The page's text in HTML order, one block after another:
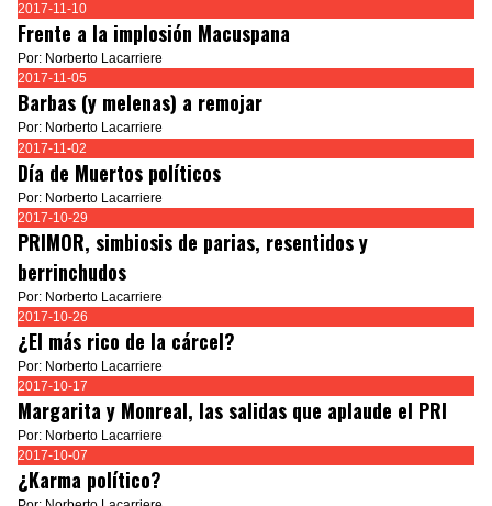
2017-11-10
Frente a la implosión Macuspana
Por: Norberto Lacarriere
2017-11-05
Barbas (y melenas) a remojar
Por: Norberto Lacarriere
2017-11-02
Día de Muertos políticos
Por: Norberto Lacarriere
2017-10-29
PRIMOR, simbiosis de parias, resentidos y
berrinchudos
Por: Norberto Lacarriere
2017-10-26
¿El más rico de la cárcel?
Por: Norberto Lacarriere
2017-10-17
Margarita y Monreal, las salidas que aplaude el PRI
Por: Norberto Lacarriere
2017-10-07
¿Karma político?